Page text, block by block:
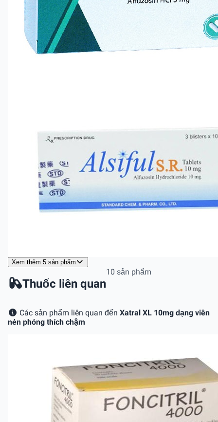
Xem thêm 5 sản phẩm
Thuốc liên quan
10 sản phẩm
Các sản phẩm liên quan đến Xatral XL 10mg dạng viên
nén phóng thích chậm